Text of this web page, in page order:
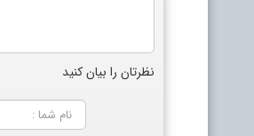
نظرتان را بیان کنید